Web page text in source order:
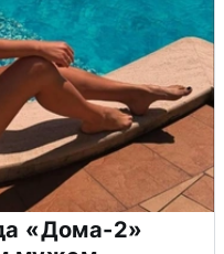
«Дома-2»